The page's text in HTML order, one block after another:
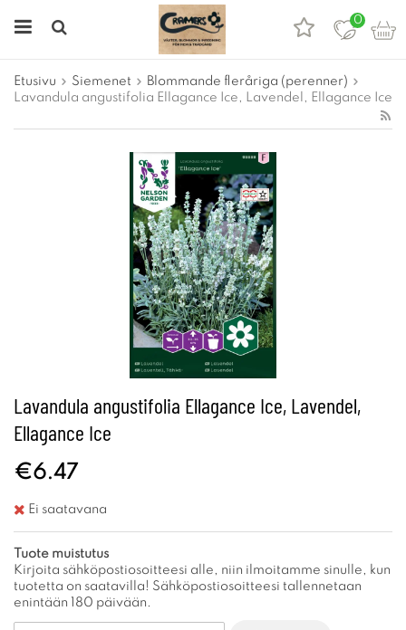
0
Etusivu Siemenet
Blommande fleråriga (perenner)
Lavandula angustifolia Ellagance Ice, Lavendel, Ellagance Ice
Lavandula angustifolia Ellagance Ice, Lavendel,
Ellagance Ice
€6.47
Ei saatavana
Tuote muistutus
Kirjoita sähköpostiosoitteesi alle, niin ilmoitamme sinulle, kun
tuotetta on saatavilla! Sähköpostiosoitteesi tallennetaan
enintään 180 päivään.